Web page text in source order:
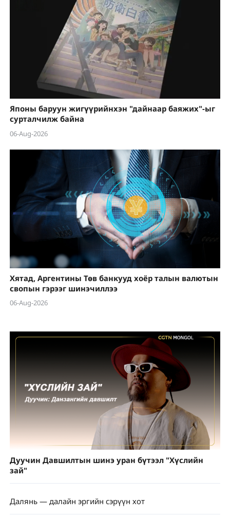
Японы баруун жигүүрийнхэн "дайнаар баяжих"-ыг
сурталчилж байна
06-Aug-2026
Хятад, Аргентины Төв банкууд хоёр талын валютын
свопын гэрээг шинэчиллээ
06-Aug-2026
Дуучин Давшилтын шинэ уран бүтээл "Хүслийн
зай"
Далянь — далайн эргийн сэрүүн хот